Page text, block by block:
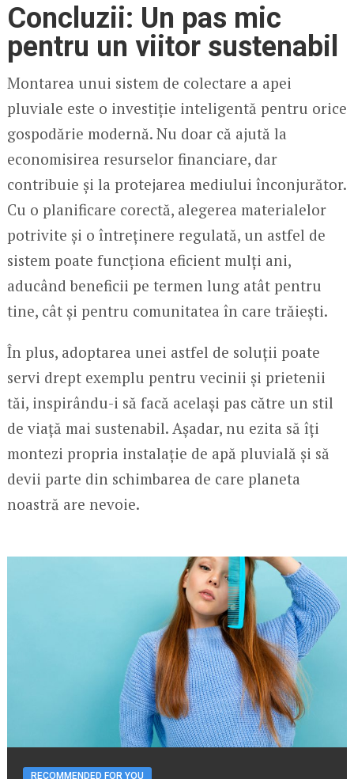
Concluzii: Un pas mic
pentru un viitor sustenabil
Montarea unui sistem de colectare a apei
pluviale este o investiție inteligentă pentru orice
gospodărie modernă. Nu doar că ajută la
economisirea resurselor financiare, dar
contribuie și la protejarea mediului înconjurător.
Cu o planificare corectă, alegerea materialelor
potrivite și o întreținere regulată, un astfel de
sistem poate funcționa eficient mulți ani,
aducând beneficii pe termen lung atât pentru
tine, cât și pentru comunitatea în care trăiești.
În plus, adoptarea unei astfel de soluții poate
servi drept exemplu pentru vecinii și prietenii
tăi, inspirându-i să facă același pas către un stil
de viață mai sustenabil. Așadar, nu ezita să îți
montezi propria instalație de apă pluvială și să
devii parte din schimbarea de care planeta
noastră are nevoie.
RECOMMENDED FOR YOU